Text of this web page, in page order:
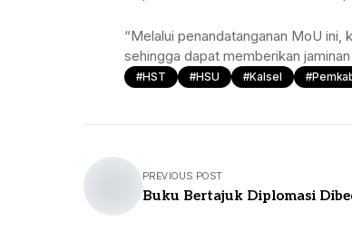
“Melalui penandatanganan MoU ini,
sehingga dapat memberikan
#HST #HSU #Kalsel
PREVIOUS POST
Buku Bertajuk Diplomasi